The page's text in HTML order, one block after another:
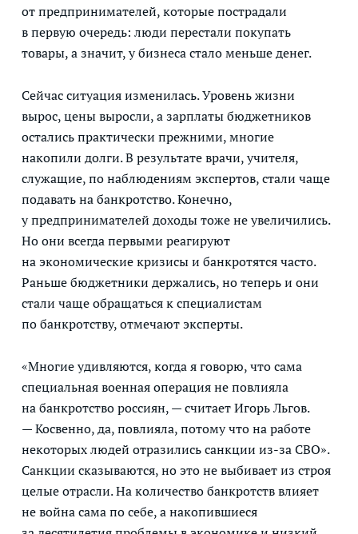
от предпринимателей, которые пострадали
в первую очередь: люди перестали покупать
товары, а значит, у бизнеса стало меньше денег.
Сейчас ситуация изменилась. Уровень жизни
вырос, цены выросли, а зарплаты бюджетников
остались практически прежними, многие
накопили долги. В результате врачи, учителя,
служащие, по наблюдениям экспертов, стали чаще
подавать на банкротство. Конечно,
у предпринимателей доходы тоже не увеличились.
Но они всегда первыми реагируют
на экономические кризисы и банкротятся часто.
Раньше бюджетники держались, но теперь и они
стали чаще обращаться к специалистам
по банкротству, отмечают эксперты.
«Многие удивляются, когда я говорю, что сама
специальная военная операция не повлияла
на банкротство россиян, — считает Игорь Льгов.
— Косвенно, да, повлияла, потому что на работе
некоторых людей отразились санкции из-за СВО».
Санкции сказываются, но это не выбивает из строя
целые отрасли. На количество банкротств влияет
не война сама по себе, а накопившиеся